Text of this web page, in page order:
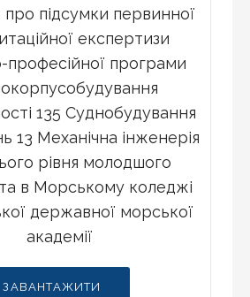
підсумки первинної
експертизи
професійної програми
135 Суднобудування
13 Механічна інженерія
рівня молодшого
в Морському коледжі
державної морської
академії
ЗАВАНТАЖИТИ